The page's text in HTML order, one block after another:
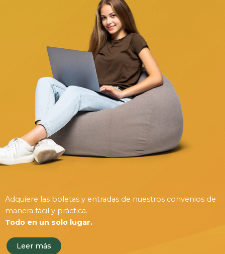
Adquiere las boletas y entradas de nuestros convenios de
manera fácil y práctica.
Todo en un solo lugar.
Leer más